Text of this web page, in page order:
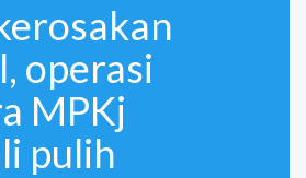
operasi
MPKj
pulih